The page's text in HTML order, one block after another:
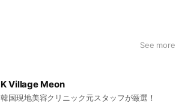
See more
K Village Meon
韓国現地美容クリニック元スタッフが厳選！